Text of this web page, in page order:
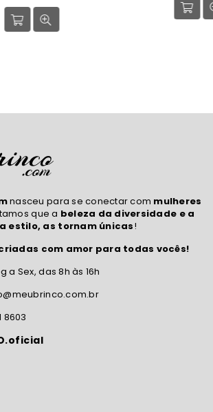
nasceu para se conectar com mulheres
que a beleza da diversidade e a
estilo, as tornam únicas!
com amor para todas vocês!
a Sex, das 8h às 16h
8603